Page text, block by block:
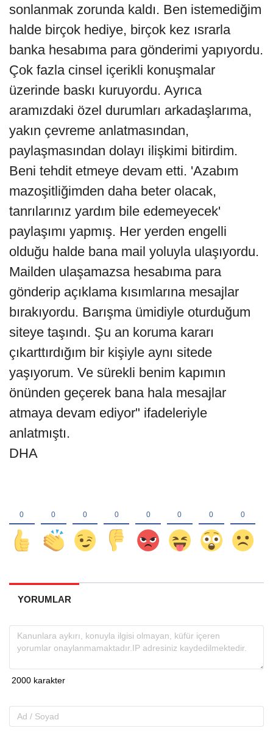
sonlanmak zorunda kaldı. Ben istemediğim
halde birçok hediye, birçok kez ısrarla
banka hesabıma para gönderimi yapıyordu.
Çok fazla cinsel içerikli konuşmalar
üzerinde baskı kuruyordu. Ayrıca
aramızdaki özel durumları arkadaşlarıma,
yakın çevreme anlatmasından,
paylaşmasından dolayı ilişkimi bitirdim.
Beni tehdit etmeye devam etti. 'Azabım
mazoşitliğimden daha beter olacak,
tanrılarınız yardım bile edemeyecek'
paylaşımı yapmış. Her yerden engelli
olduğu halde bana mail yoluyla ulaşıyordu.
Mailden ulaşamazsa hesabıma para
gönderip açıklama kısımlarına mesajlar
bırakıyordu. Barışma ümidiyle oturduğum
siteye taşındı. Şu an koruma kararı
çıkarttırdığım bir kişiyle aynı sitede
yaşıyorum. Ve sürekli benim kapımın
önünden geçerek bana hala mesajlar
atmaya devam ediyor" ifadeleriyle
anlatmıştı.
DHA
YORUMLAR